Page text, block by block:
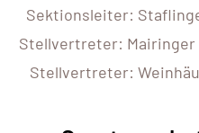
Sektionsleiter:
Stellvertreter: Mairinger
Stellvertreter: